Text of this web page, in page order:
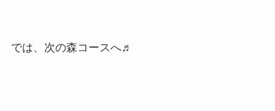
では、次の森コースへ♬